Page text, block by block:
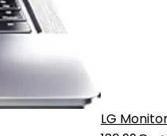
LG